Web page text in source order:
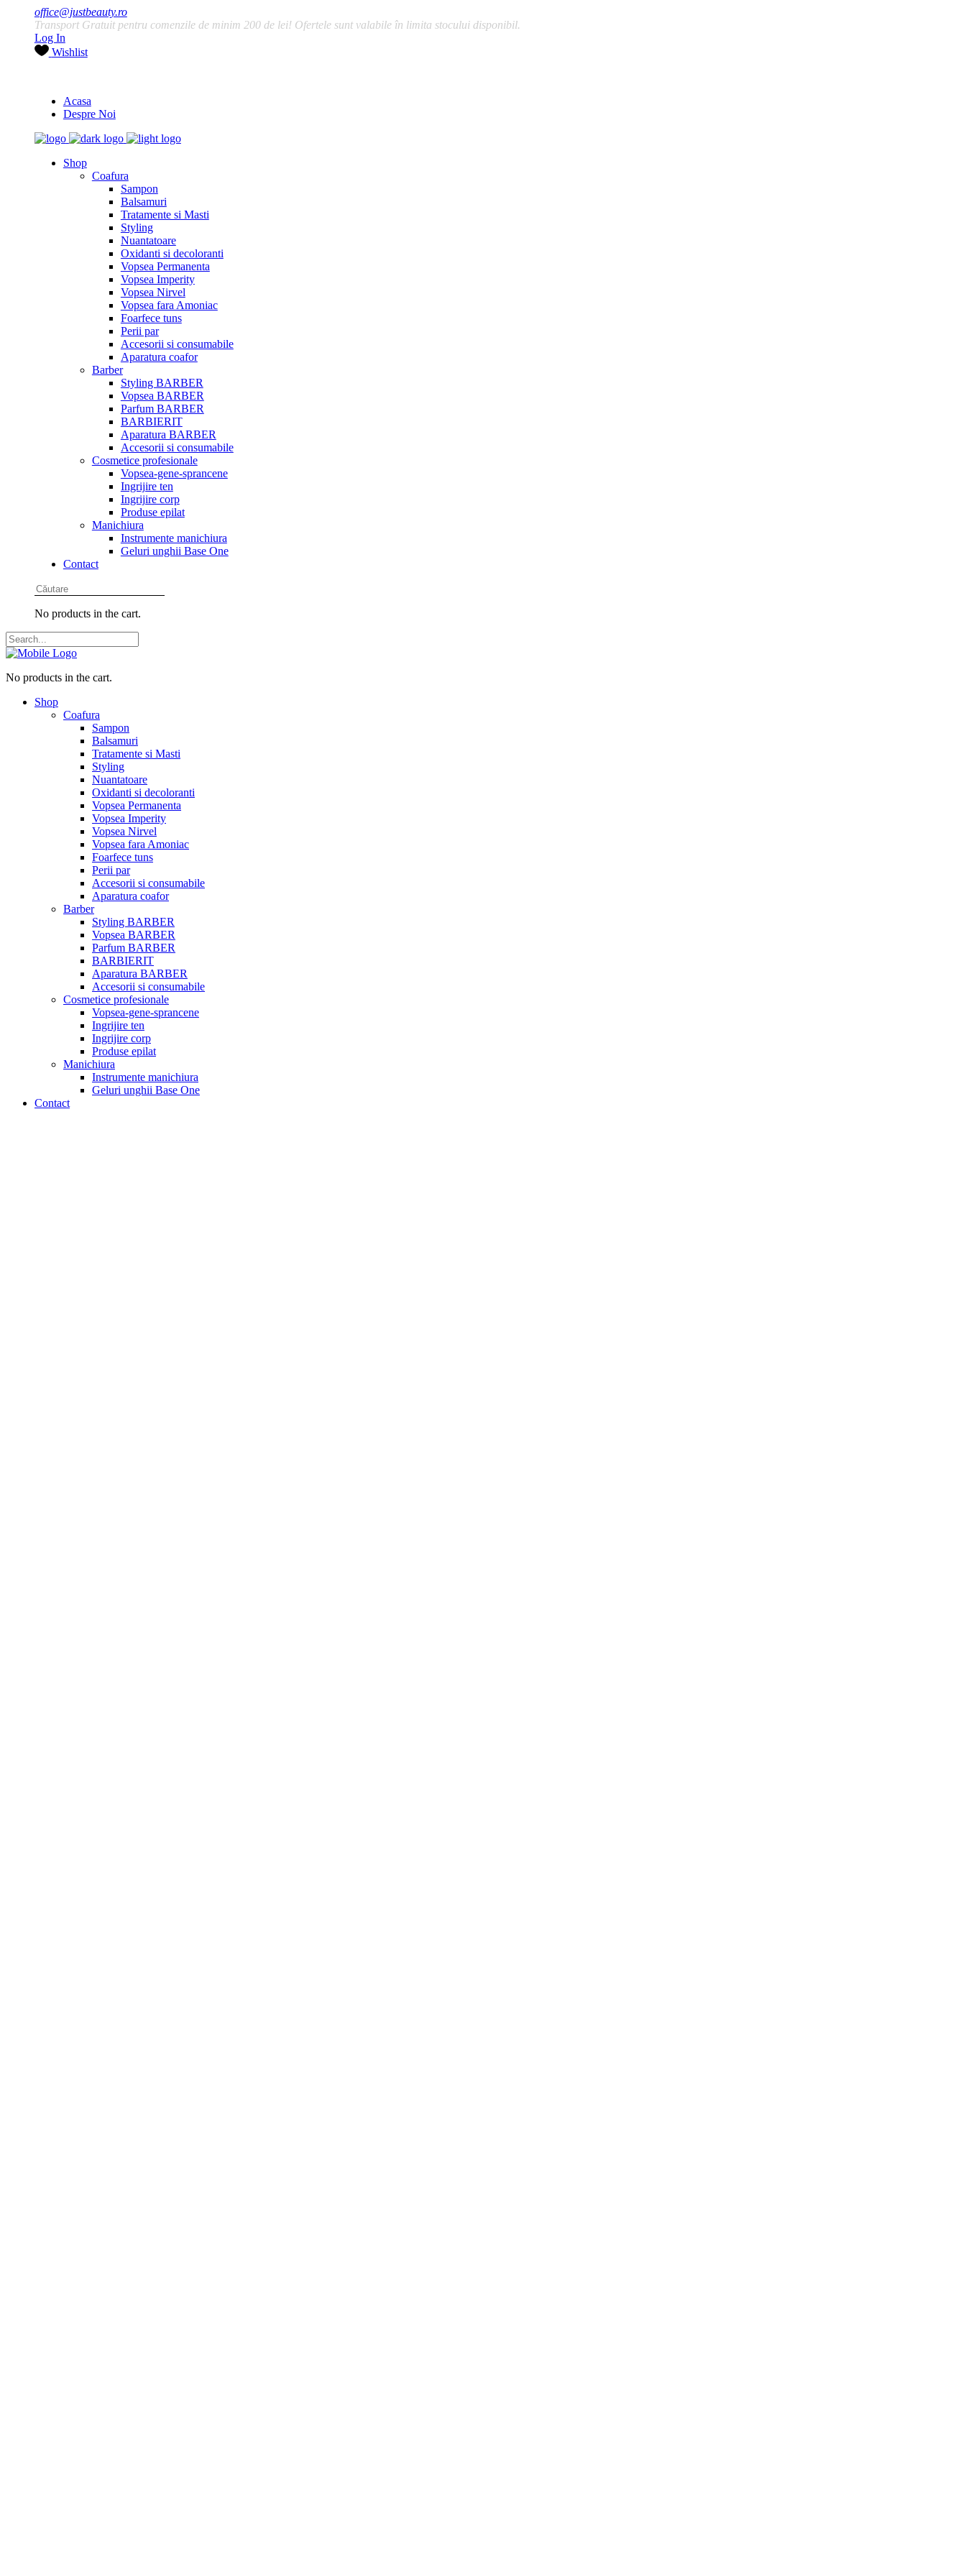
office@justbeauty.ro
Transport Gratuit pentru comenzile de minim 200 de lei! Ofertele sunt valabile în limita stocului disponibil.
Log In
Wishlist
Acasa
Despre Noi
Shop
Coafura
Sampon
Balsamuri
Tratamente si Masti
Styling
Nuantatoare
Oxidanti si decoloranti
Vopsea Permanenta
Vopsea Imperity
Vopsea Nirvel
Vopsea fara Amoniac
Foarfece tuns
Perii par
Accesorii si consumabile
Aparatura coafor
Barber
Styling BARBER
Vopsea BARBER
Parfum BARBER
BARBIERIT
Aparatura BARBER
Accesorii si consumabile
Cosmetice profesionale
Vopsea-gene-sprancene
Ingrijire ten
Ingrijire corp
Produse epilat
Manichiura
Instrumente manichiura
Geluri unghii Base One
Contact
No products in the cart.
No products in the cart.
Shop
Coafura
Sampon
Balsamuri
Tratamente si Masti
Styling
Nuantatoare
Oxidanti si decoloranti
Vopsea Permanenta
Vopsea Imperity
Vopsea Nirvel
Vopsea fara Amoniac
Foarfece tuns
Perii par
Accesorii si consumabile
Aparatura coafor
Barber
Styling BARBER
Vopsea BARBER
Parfum BARBER
BARBIERIT
Aparatura BARBER
Accesorii si consumabile
Cosmetice profesionale
Vopsea-gene-sprancene
Ingrijire ten
Ingrijire corp
Produse epilat
Manichiura
Instrumente manichiura
Geluri unghii Base One
Contact